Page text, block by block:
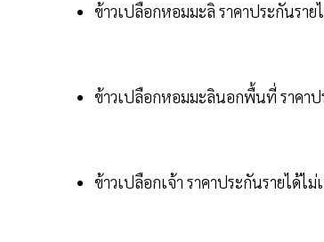
ข้าวเปลือกหอมมะลิ ราคาประกันรา
ข้าวเปลือกหอมมะลินอกพื้นที่ ราคาป
ข้าวเปลือกเจ้า ราคาประกันรายได้